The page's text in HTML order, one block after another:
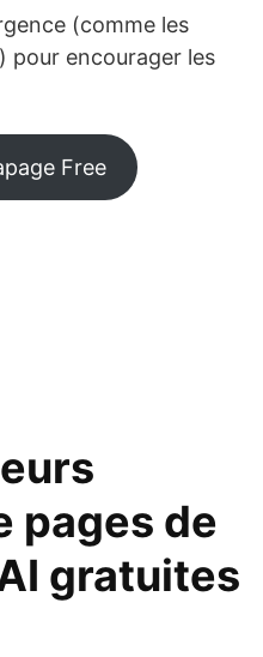
(comme les
pour encourager les
Free
pages de
gratuites